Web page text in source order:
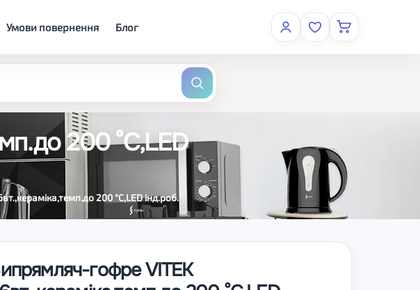
Умови повернення Блог
200 °С,LED
200 °С,LED інд.роб.
гофре VITEK